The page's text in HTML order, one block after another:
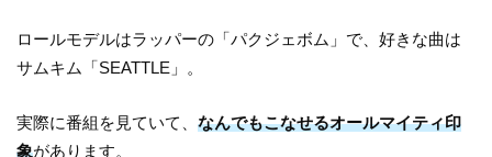
ロールモデルはラッパーの「パクジェボム」で、好きな曲は
サムキム「SEATTLE」。
実際に番組を見ていて、なんでもこなせるオールマイティ印
象があります。